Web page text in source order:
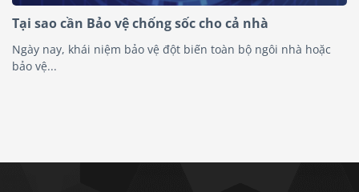
Tại sao cần Bảo vệ chống sốc cho cả nhà
Ngày nay, khái niệm bảo vệ đột biến toàn bộ ngôi nhà hoặc
bảo vệ...